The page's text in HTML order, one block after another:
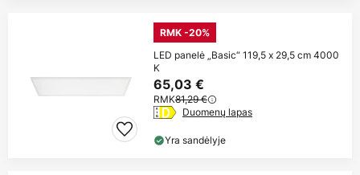
RMK -20%
LED panelė „Basic“ 119,5 x 29,5 cm 4000
K
65,03 €
RMK81,29 €
Duomenų lapas
Yra sandėlyje